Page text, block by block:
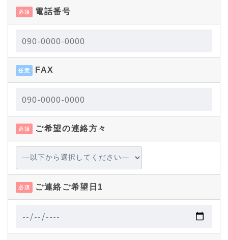
必須 電話番号
任意 FAX
必須 ご希望の連絡方々
必須 ご連絡ご希望日1